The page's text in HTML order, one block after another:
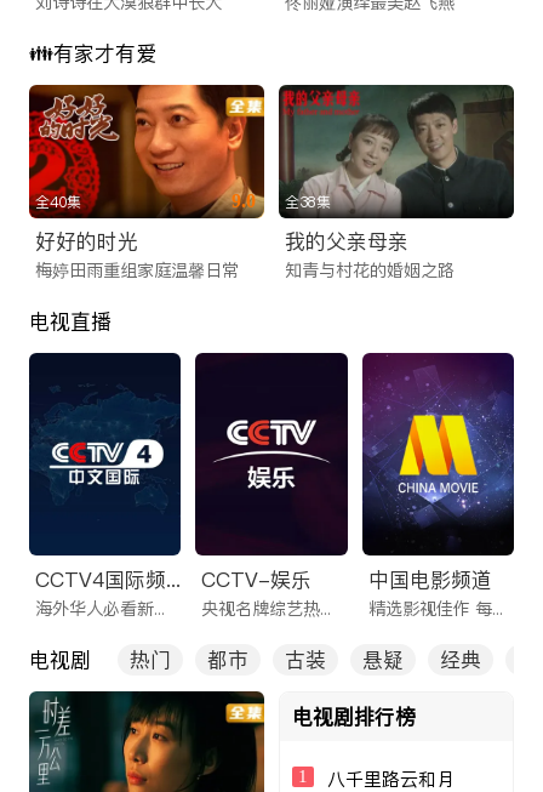
👪有家才有爱
全40集 9.0
好好的时光
梅婷田雨重组家庭温馨日常
全38集
我的父亲母亲
知青与村花的婚姻之路
电视直播
CCTV4国际频道
海外华人必看新闻频道
CCTV-娱乐
央视名牌综艺热剧一网打尽
中国电影频道
精选影视佳作 每日看不停
电视剧 热门 都市 古装 悬疑 经典
电视剧排行榜
1 八千里路云和月